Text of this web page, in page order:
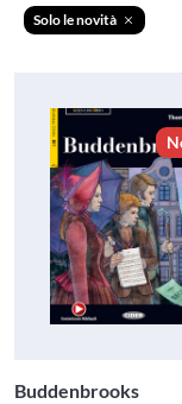
Solo le novità
Buddenbrooks